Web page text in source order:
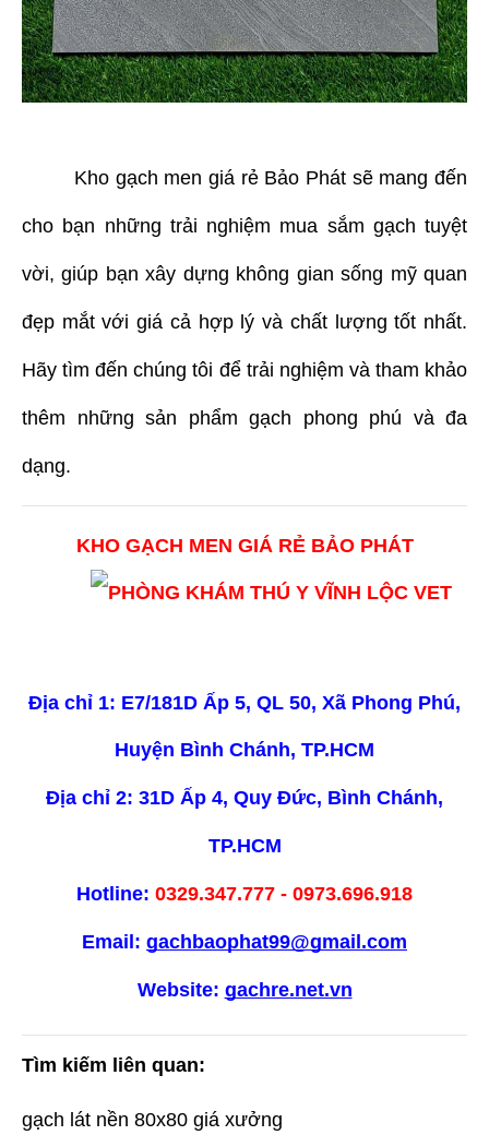
Kho gạch men giá rẻ Bảo Phát sẽ mang đến
cho bạn những trải nghiệm mua sắm gạch tuyệt
vời, giúp bạn xây dựng không gian sống mỹ quan
đẹp mắt với giá cả hợp lý và chất lượng tốt nhất.
Hãy tìm đến chúng tôi để trải nghiệm và tham khảo
thêm những sản phẩm gạch phong phú và đa
dạng.
KHO GẠCH MEN GIÁ RẺ BẢO PHÁT
Địa chỉ 1: E7/181D Ấp 5, QL 50, Xã Phong Phú,
Huyện Bình Chánh, TP.HCM
Địa chỉ 2: 31D Ấp 4, Quy Đức, Bình Chánh,
TP.HCM
Hotline: 0329.347.777 - 0973.696.918
Email: gachbaophat99@gmail.com
Website: gachre.net.vn
Tìm kiếm liên quan:
gạch lát nền 80x80 giá xưởng